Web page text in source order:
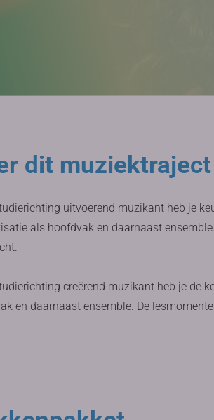
dit muziektraject
uitvoerend muzikant heb je
als hoofdvak en daarnaast
creërend muzikant heb je de
en daarnaast ensemble. De